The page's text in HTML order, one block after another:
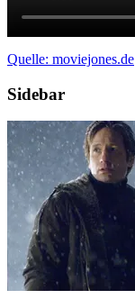
Quelle: moviejones.de
Sidebar